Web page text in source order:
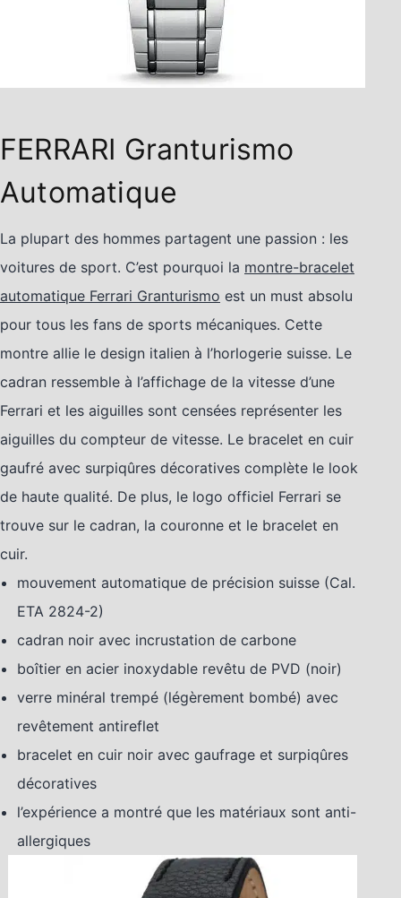
FERRARI Granturismo
Automatique
La plupart des hommes partagent une passion : les
voitures de sport. C’est pourquoi la montre-bracelet
automatique Ferrari Granturismo est un must absolu
pour tous les fans de sports mécaniques. Cette
montre allie le design italien à l’horlogerie suisse. Le
cadran ressemble à l’affichage de la vitesse d’une
Ferrari et les aiguilles sont censées représenter les
aiguilles du compteur de vitesse. Le bracelet en cuir
gaufré avec surpiqûres décoratives complète le look
de haute qualité. De plus, le logo officiel Ferrari se
trouve sur le cadran, la couronne et le bracelet en
cuir.
mouvement automatique de précision suisse (Cal.
ETA 2824-2)
cadran noir avec incrustation de carbone
boîtier en acier inoxydable revêtu de PVD (noir)
verre minéral trempé (légèrement bombé) avec
revêtement antireflet
bracelet en cuir noir avec gaufrage et surpiqûres
décoratives
l’expérience a montré que les matériaux sont anti-
allergiques